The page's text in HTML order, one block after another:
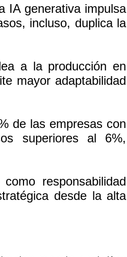
IA generativa impulsa
incluso, duplica la
a la producción en
mayor adaptabilidad
de las empresas con
superiores al 6%,
responsabilidad
desde la alta